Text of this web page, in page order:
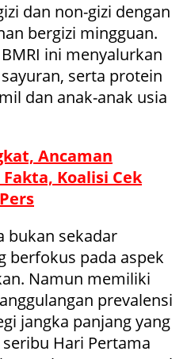
dan non-gizi dengan
bergizi mingguan.
ini menyalurkan
serta protein
dan anak-anak usia
Ancaman
Koalisi Cek
bukan sekadar
berfokus pada aspek
Namun memiliki
prevalensi
jangka panjang yang
Hari Pertama